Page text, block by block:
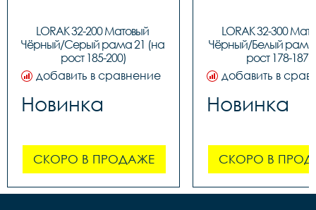
LORAK 32-200 Матовый
Чёрный/Серый рама 21 (на
рост 185-200)
добавить в сравнение
Новинка
СКОРО В ПРОДАЖЕ
LORAK 32-300
Чёрный/Белый рама
рост 178-187)
добавить в
Новинка
СКОРО В